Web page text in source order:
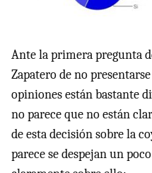
Ante la primera pregunta
Zapatero de no
opiniones están bastante
no parece que no están
de esta decisión sobre la
parece se despejan un